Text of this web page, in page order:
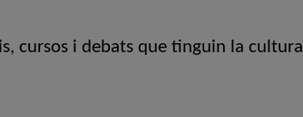
cursos i debats que tinguin la